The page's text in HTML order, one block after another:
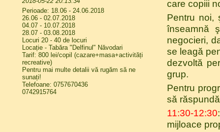
care copiii
Pentru noi,
înseamnă
negocieri,
se leagă
dezvoltă
grup.
Pentru
să
11:30-12:30
mijloace
Perioade: 18.06 - 24.06.2018
26.06 - 02.07.2018
04.07 - 10.07.2018
28.07 - 03.08.2018
Locuri 20 - 40 de locuri
Locație - Tabăra "Delfinul" Năvodari
Tarif: 800 lei/copil (cazare+masa+activități
recreative)
Pentru mai multe detalii vă rugăm să ne
sunați!
Telefoane: 0757670436
0742915764